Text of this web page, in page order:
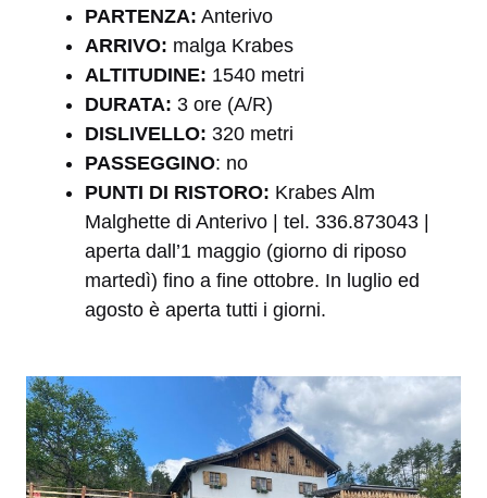
PARTENZA: Anterivo
ARRIVO: malga Krabes
ALTITUDINE: 1540 metri
DURATA: 3 ore (A/R)
DISLIVELLO: 320 metri
PASSEGGINO: no
PUNTI DI RISTORO: Krabes Alm
Malghette di Anterivo | tel. 336.873043 |
aperta dall’1 maggio (giorno di riposo
martedì) fino a fine ottobre. In luglio ed
agosto è aperta tutti i giorni.